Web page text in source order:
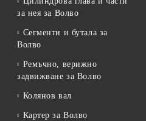
за нея за Волво
Сегменти и бутала за
Волво
Ремъчно, верижно
задвижване за Волво
Колянов вал
Картер за Волво